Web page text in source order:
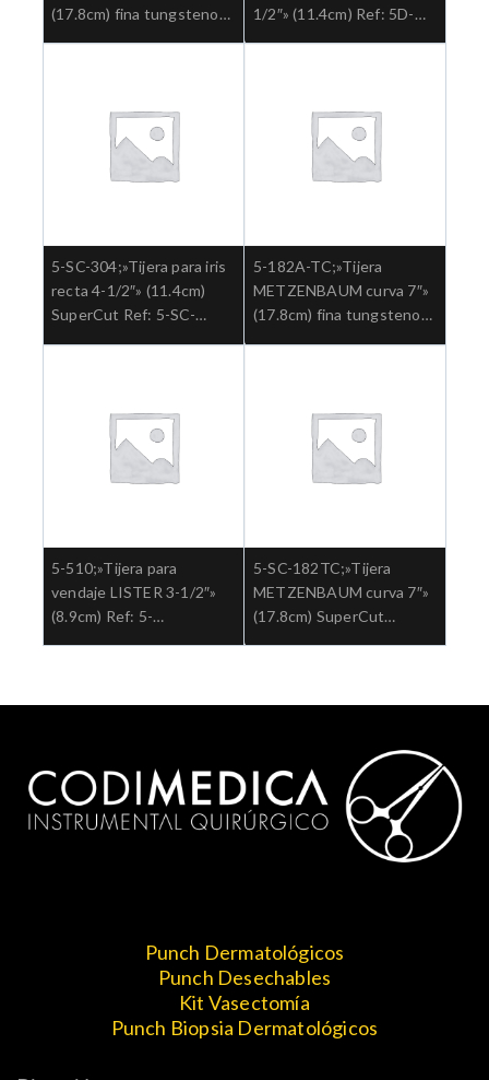
(17.8cm) fina tungsteno
1/2″» (11.4cm) Ref: 5D-
5-SC-304;»Tijera para iris
recta 4-1/2″» (11.4cm)
SuperCut Ref: 5-SC-
5-182A-TC;»Tijera
METZENBAUM curva 7″»
(17.8cm) fina tungsteno
5-510;»Tijera para
vendaje LISTER 3-1/2″»
(8.9cm) Ref: 5-
5-SC-182TC;»Tijera
METZENBAUM curva 7″»
(17.8cm) SuperCut
Punch Dermatológicos
Punch Desechables
Kit Vasectomía
Punch Biopsia Dermatológicos